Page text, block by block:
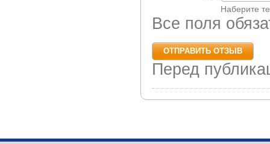
Наберите
Все поля
Перед